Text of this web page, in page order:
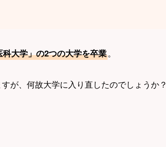
大学」の2つの大学を卒業。
が、何故大学に入り直したのでしょうか？